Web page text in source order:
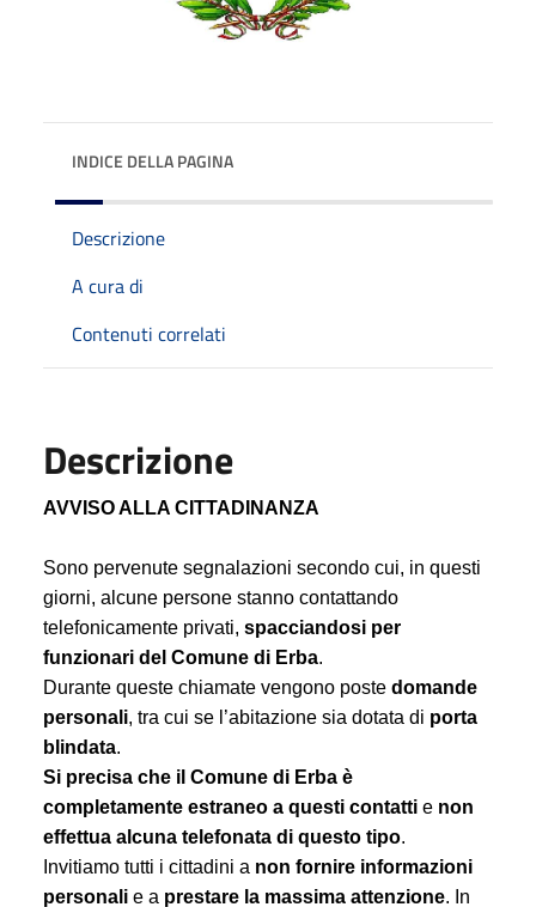
INDICE DELLA PAGINA
Descrizione
A cura di
Contenuti correlati
Descrizione
AVVISO ALLA CITTADINANZA
Sono pervenute segnalazioni secondo cui, in questi
giorni, alcune persone stanno contattando
telefonicamente privati, spacciandosi per
funzionari del Comune di Erba.
Durante queste chiamate vengono poste domande
personali, tra cui se l’abitazione sia dotata di porta
blindata.
Si precisa che il Comune di Erba è
completamente estraneo a questi contatti e non
effettua alcuna telefonata di questo tipo.
Invitiamo tutti i cittadini a non fornire informazioni
personali e a prestare la massima attenzione. In